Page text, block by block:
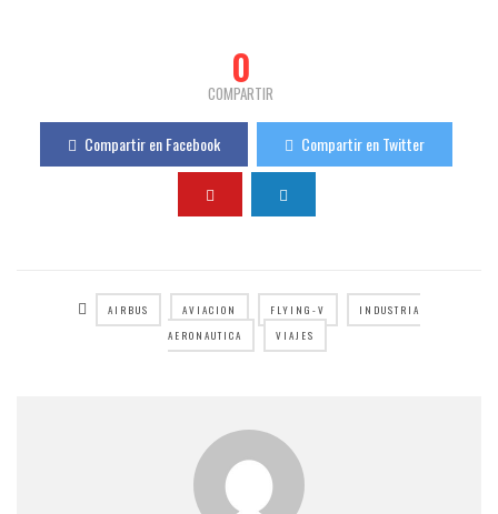
0
COMPARTIR
Compartir en Facebook Compartir en Twitter
AIRBUS AVIACION FLYING-V
INDUSTRIA
AERONAUTICA
VIAJES